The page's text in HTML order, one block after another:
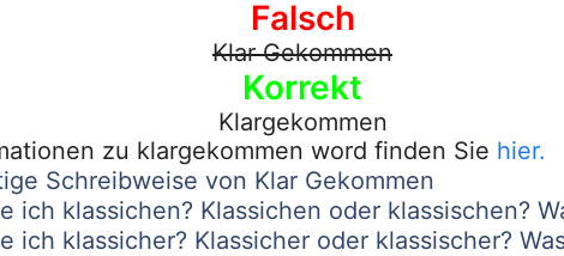
Falsch
Klar Gekommen
Korrekt
Klargekommen
zu klargekommen word finden Sie hier.
Schreibweise von Klar Gekommen
ich klassichen? Klassichen oder klassischen?
ich klassicher? Klassicher oder klassischer?